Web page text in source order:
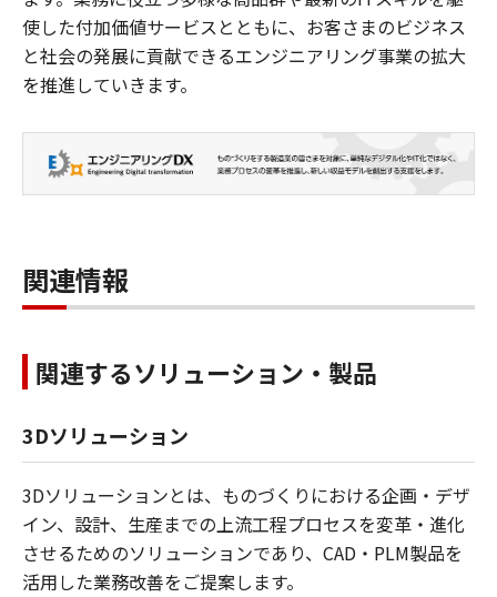
使した付加価値サービスとともに、お客さまのビジネス
と社会の発展に貢献できるエンジニアリング事業の拡大
を推進していきます。
関連情報
関連するソリューション・製品
3Dソリューション
3Dソリューションとは、ものづくりにおける企画・デザ
イン、設計、生産までの上流工程プロセスを変革・進化
させるためのソリューションであり、CAD・PLM製品を
活用した業務改善をご提案します。